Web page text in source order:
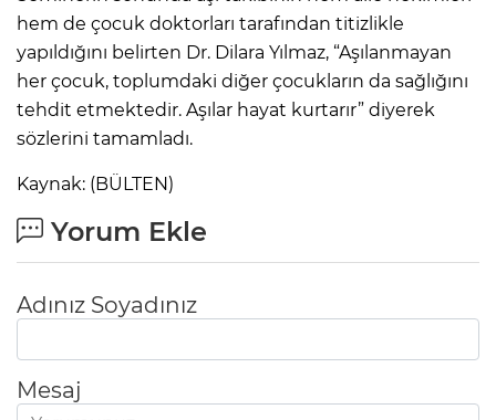
hem de çocuk doktorları tarafından titizlikle
yapıldığını belirten Dr. Dilara Yılmaz, “Aşılanmayan
her çocuk, toplumdaki diğer çocukların da sağlığını
tehdit etmektedir. Aşılar hayat kurtarır” diyerek
sözlerini tamamladı.
Kaynak: (BÜLTEN)
Yorum Ekle
Adınız Soyadınız
Mesaj